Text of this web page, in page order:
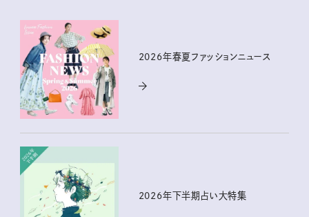
2026年春夏ファッションニュース
2026年下半期占い大特集